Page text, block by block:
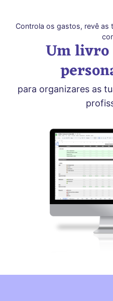
Controla os gastos, revê as
Um livro
para organizares as